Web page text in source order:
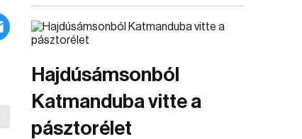
Hajdúsámsonból
Katmanduba vitte a
pásztorélet